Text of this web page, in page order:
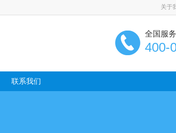
关于
全国服
400-
联系我们